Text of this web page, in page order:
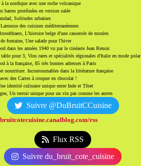
la nordique avec une roche volcanique
barres protéinées en version salée
Solitudes urbaines
des cuisines méditerranéennes
L'histoire belge d'une casserole de moules
fontaine, Une salade pour l'hiver
dans les années 1940 vu par le cinéaste Jean Renoir
pour 3, Vins rares et spécialités régionales d'Italie en mode polar
à la française, 85 très bonnes adresses à Paris
nourriture. Incontournables dans la littérature française
des Cartes à croquer en chocolat !
identité culinaire unique entre Inde et Tibet
Un terroir unique pour un vin pas comme les autres
Suivre @DuBruitCCuisine
rss
Flux RSS
Suivre du_bruit_cote_cuisine